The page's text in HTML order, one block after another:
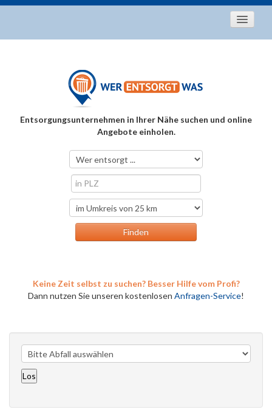
Entsorgungstipps
Über uns
Entsorgungsunternehmen in Ihrer Nähe suchen und online
Angebote einholen.
Keine Zeit selbst zu suchen? Besser Hilfe vom Profi?
Dann nutzen Sie unseren kostenlosen Anfragen-Service!